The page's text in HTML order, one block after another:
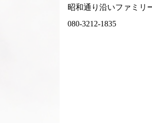
昭和通り沿いファミリ
080-3212-1835